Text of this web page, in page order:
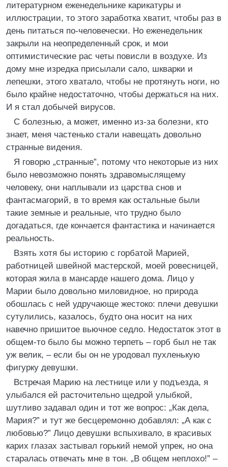
литературном еженедельнике карикатуры и
иллюстрации, то этого заработка хватит, чтобы раз в
день питаться по-человечески. Но еженедельник
закрыли на неопределенный срок, и мои
оптимистические рас четы повисли в воздухе. Из
дому мне изредка присылали сало, шкварки и
лепешки, этого хватало, чтобы не протянуть ноги, но
было крайне недостаточно, чтобы держаться на них.
И я стал добычей вирусов.
С болезнью, а может, именно из-за болезни, кто
знает, меня частенько стали навещать довольно
странные видения.
Я говорю „странные”, потому что некоторые из них
было невозможно понять здравомыслящему
человеку, они наплывали из царства снов и
фантасмагорий, в то время как остальные были
такие земные и реальные, что трудно было
догадаться, где кончается фантастика и начинается
реальность.
Взять хотя бы историю с горбатой Марией,
работницей швейной мастерской, моей ровесницей,
которая жила в мансарде нашего дома. Лицо у
Марии было довольно миловидное, но природа
обошлась с ней удручающе жестоко: плечи девушки
сутулились, казалось, будто она носит на них
навечно пришитое вьючное седло. Недостаток этот в
общем-то было бы можно терпеть – горб был не так
уж велик, – если бы он не уродовал пухленькую
фигурку девушки.
Встречая Марию на лестнице или у подъезда, я
улыбался ей расточительно щедрой улыбкой,
шутливо задавал один и тот же вопрос: „Как дела,
Мария?” и тут же бесцеремонно добавлял: „А как с
любовью?” Лицо девушки вспыхивало, в красивых
карих глазах застывал горький немой упрек, но она
старалась отвечать мне в тон. „В общем неплохо!” –